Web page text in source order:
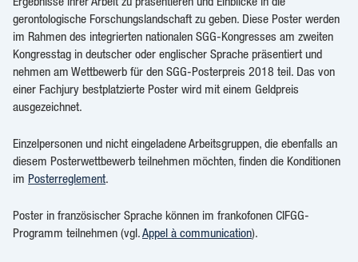
gerontologische Forschungslandschaft zu geben. Diese Poster werden
im Rahmen des integrierten nationalen SGG-Kongresses am zweiten
Kongresstag in deutscher oder englischer Sprache präsentiert und
nehmen am Wettbewerb für den SGG-Posterpreis 2018 teil. Das von
einer Fachjury bestplatzierte Poster wird mit einem Geldpreis
ausgezeichnet.
Einzelpersonen und nicht eingeladene Arbeitsgruppen, die ebenfalls an
diesem Posterwettbewerb teilnehmen möchten, finden die Konditionen
im Posterreglement.
Poster in französischer Sprache können im frankofonen CIFGG-
Programm teilnehmen (vgl.Appel à communication).